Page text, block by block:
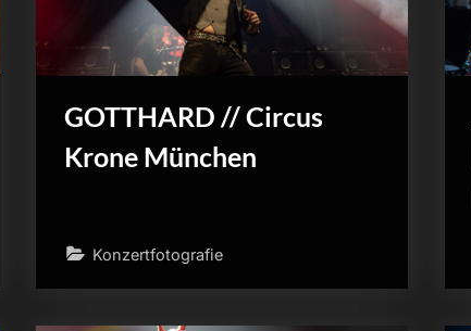
GOTTHARD // Circus
Krone München
Konzertfotografie